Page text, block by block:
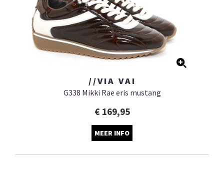
//VIA VAI
G338 Mikki Rae eris mustang
€ 169,95
MEER INFO